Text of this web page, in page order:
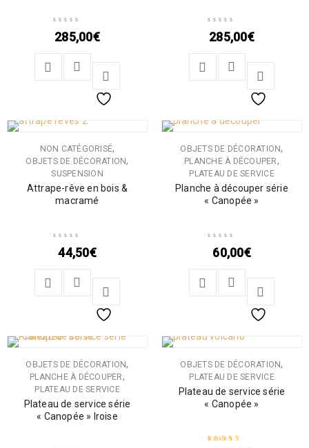
285,00€ 285,00€
NON CATÉGORISÉ,
OBJETS DE DÉCORATION,
SUSPENSION
Attrape-rêve en bois &
macramé
44,50€
OBJETS DE DÉCORATION,
PLANCHE À DÉCOUPER,
PLATEAU DE SERVICE
Planche à découper série
« Canopée »
60,00€
OBJETS DE DÉCORATION,
PLANCHE À DÉCOUPER,
PLATEAU DE SERVICE
Plateau de service série
« Canopée » Iroise
OBJETS DE DÉCORATION,
PLATEAU DE SERVICE
Plateau de service série
« Canopée »